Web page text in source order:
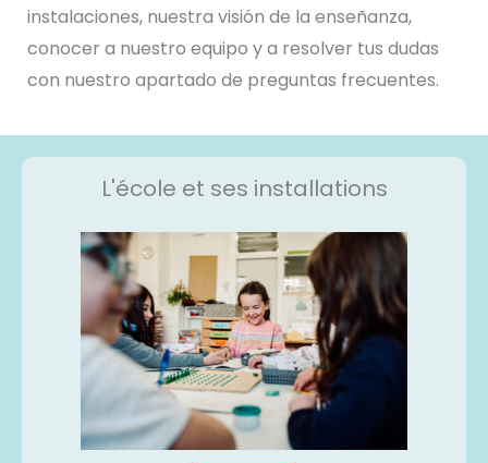
instalaciones, nuestra visión de la enseñanza,
conocer a nuestro equipo y a resolver tus dudas
con nuestro apartado de preguntas frecuentes.
L'école et ses installations